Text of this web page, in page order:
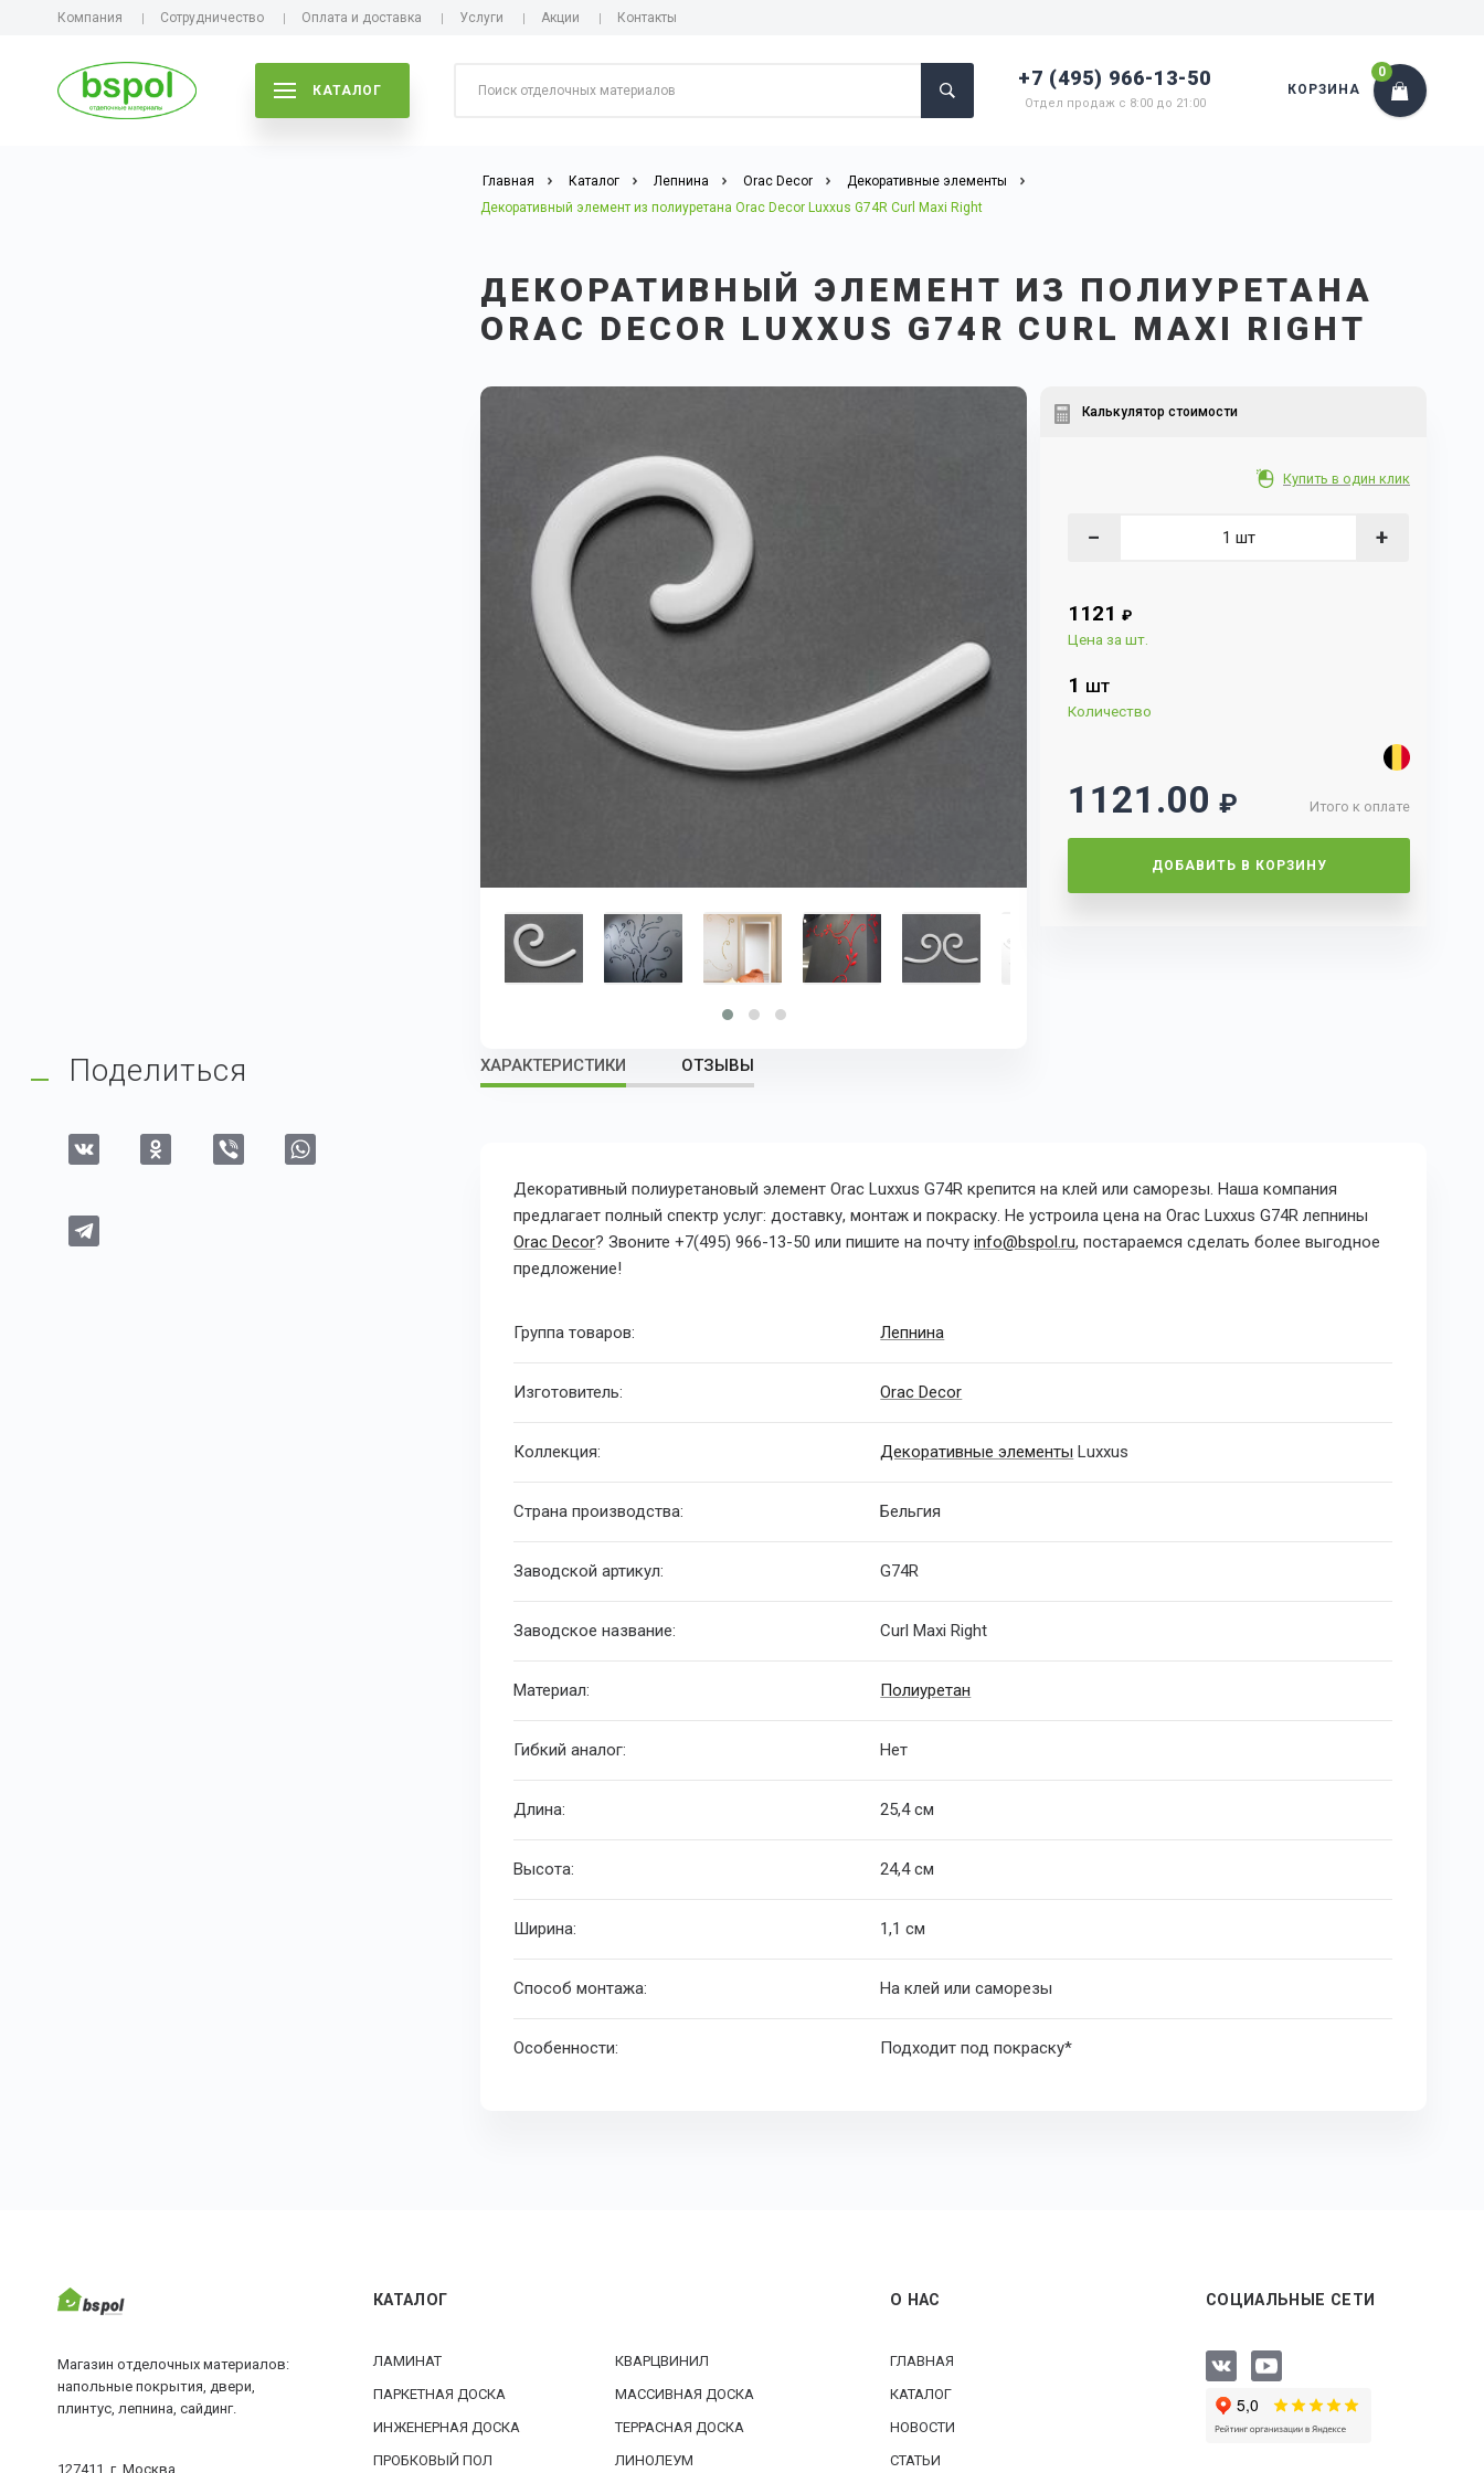
Компания Сотрудничество Оплата и доставка Услуги Акции Контакты
КАТАЛОГ
+7 (495) 966-13-50
Отдел продаж с 8:00 до 21:00
КОРЗИНА
0
Главная Каталог Лепнина Orac Decor
Декоративные элементы
Декоративный элемент из полиуретана Orac Decor Luxxus G74R Curl Maxi Right
ДЕКОРАТИВНЫЙ ЭЛЕМЕНТ ИЗ ПОЛИУРЕТАНА
ORAC DECOR LUXXUS G74R CURL MAXI RIGHT
Калькулятор стоимости
Купить в один клик
− +
1121 ₽
Цена за шт.
1 ШТ
Количество
Итого к оплате
1121.00 ₽
ДОБАВИТЬ В КОРЗИНУ
ХАРАКТЕРИСТИКИ ОТЗЫВЫ
Декоративныйполиуретановый элемент Orac Luxxus G74R крепится на клей или саморезы. Наша компания
предлагает полный спектр услуг: доставку, монтаж и покраску. Не устроила цена наOrac Luxxus G74R лепнины
Orac Decor? Звоните +7(495) 966-13-50 или пишите на почтуinfo@bspol.ru, постараемся сделать более выгодное
предложение!
Группа товаров: Лепнина
Изготовитель: Orac Decor
Коллекция: Декоративные элементы Luxxus
Страна производства: Бельгия
Заводской артикул: G74R
Заводское название: Curl Maxi Right
Материал: Полиуретан
Гибкий аналог: Нет
Длина: 25,4 см
Высота: 24,4 см
Ширина: 1,1 см
Способ монтажа: На клей или саморезы
Особенности: Подходит под покраску*
Поделиться
Магазин отделочных материалов:
напольные покрытия, двери,
плинтус, лепнина, сайдинг.
127411, г. Москва,
КАТАЛОГ
ЛАМИНАТ
КВАРЦВИНИЛ
ПАРКЕТНАЯ ДОСКА
МАССИВНАЯ ДОСКА
ИНЖЕНЕРНАЯ ДОСКА
ТЕРРАСНАЯ ДОСКА
ПРОБКОВЫЙ ПОЛ
ЛИНОЛЕУМ
О НАС
ГЛАВНАЯ
КАТАЛОГ
НОВОСТИ
СТАТЬИ
СОЦИАЛЬНЫЕ СЕТИ